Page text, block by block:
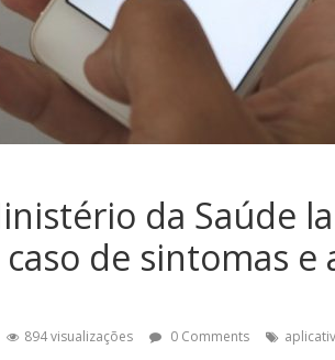
da Saúde
de sintomas
894 visualizações 0 Comments